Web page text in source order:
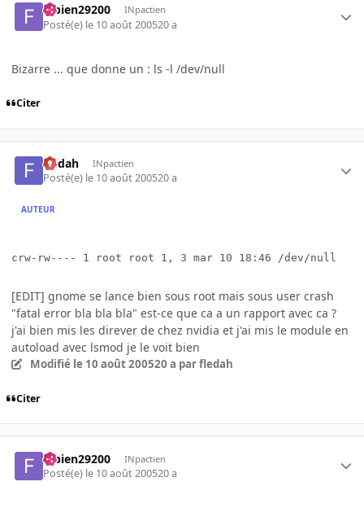
fabien29200 INpactien
Posté(e) le 10 août 200520 a
Bizarre ... que donne un : ls -l /dev/null
Citer
fledah INpactien
Posté(e) le 10 août 200520 a
AUTEUR
crw-rw---- 1 root root 1, 3 mar 10 18:46 /dev/null
[EDIT] gnome se lance bien sous root mais sous user crash
"fatal error bla bla bla" est-ce que ca a un rapport avec ca ?
j'ai bien mis les direver de chez nvidia et j'ai mis le module en
autoload avec lsmod je le voit bien
Modifié le 10 août 200520 a par fledah
Citer
fabien29200 INpactien
Posté(e) le 10 août 200520 a